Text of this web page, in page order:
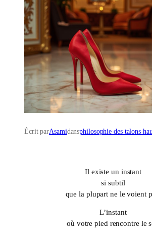
Écrit parAsamidansphilosophie des talons
Il existe un instant
si subtil
que la plupart ne le voient
L’instant
où votre pied rencontre le